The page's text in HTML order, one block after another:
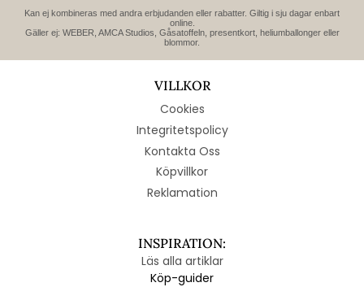
Kan ej kombineras med andra erbjudanden eller rabatter. Giltig i sju dagar enbart
online.
Gäller ej: WEBER, AMCA Studios, Gåsatoffeln, presentkort, heliumballonger eller
blommor.
VILLKOR
Cookies
Integritetspolicy
Kontakta Oss
Köpvillkor
Reklamation
INSPIRATION:
Läs alla artiklar
Köp-guider